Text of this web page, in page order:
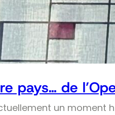
pays… de
un moment